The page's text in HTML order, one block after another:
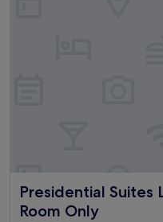
Presidential Suites
Room Only
Presidential Suites